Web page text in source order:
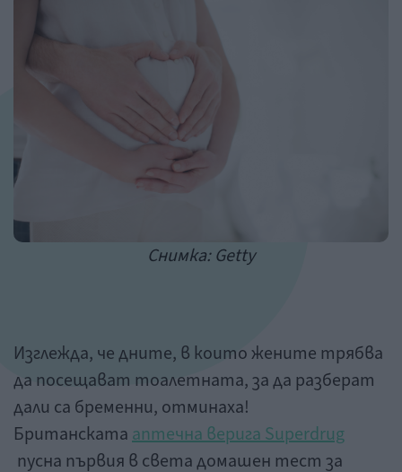
Снимка: Getty
Изглежда, че дните, в които жените трябва
да посещават тоалетната, за да разберат
дали са бременни, отминаха!
Британскатааптечна верига Superdrug
пусна първия в света домашен тест за